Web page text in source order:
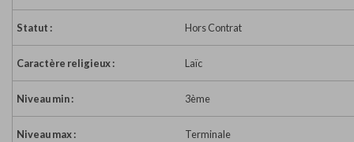
Statut : Hors Contrat
Caractère religieux : Laïc
Niveau min : 3ème
Niveau max : Terminale